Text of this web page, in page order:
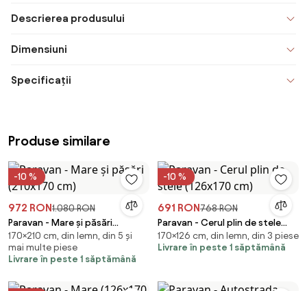
Descrierea produsului
Dimensiuni
Specificații
Produse similare
-10 %
972 RON1.080 RON
Paravan - Mare și păsări
(210x170 cm)
170×210 cm, din lemn, din 5 și
mai multe piese
Livrare în peste 1 săptămână
-10 %
691 RON768 RON
Paravan - Cerul plin de stele
(126x170 cm)
170×126 cm, din lemn, din 3 piese
Livrare în peste 1 săptămână